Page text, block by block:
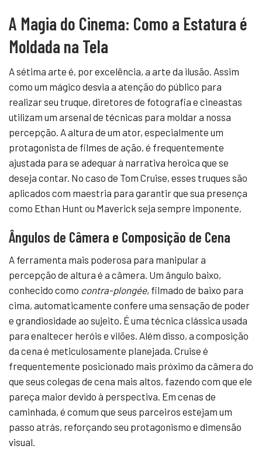
A Magia do Cinema: Como a Estatura é
Moldada na Tela
A sétima arte é, por excelência, a arte da ilusão. Assim
como um mágico desvia a atenção do público para
realizar seu truque, diretores de fotografia e cineastas
utilizam um arsenal de técnicas para moldar a nossa
percepção. A altura de um ator, especialmente um
protagonista de filmes de ação, é frequentemente
ajustada para se adequar à narrativa heroica que se
deseja contar. No caso de Tom Cruise, esses truques são
aplicados com maestria para garantir que sua presença
como Ethan Hunt ou Maverick seja sempre imponente.
Ângulos de Câmera e Composição de Cena
A ferramenta mais poderosa para manipular a
percepção de altura é a câmera. Um ângulo baixo,
conhecido como contra-plongée, filmado de baixo para
cima, automaticamente confere uma sensação de poder
e grandiosidade ao sujeito. É uma técnica clássica usada
para enaltecer heróis e vilões. Além disso, a composição
da cena é meticulosamente planejada. Cruise é
frequentemente posicionado mais próximo da câmera do
que seus colegas de cena mais altos, fazendo com que ele
pareça maior devido à perspectiva. Em cenas de
caminhada, é comum que seus parceiros estejam um
passo atrás, reforçando seu protagonismo e dimensão
visual.